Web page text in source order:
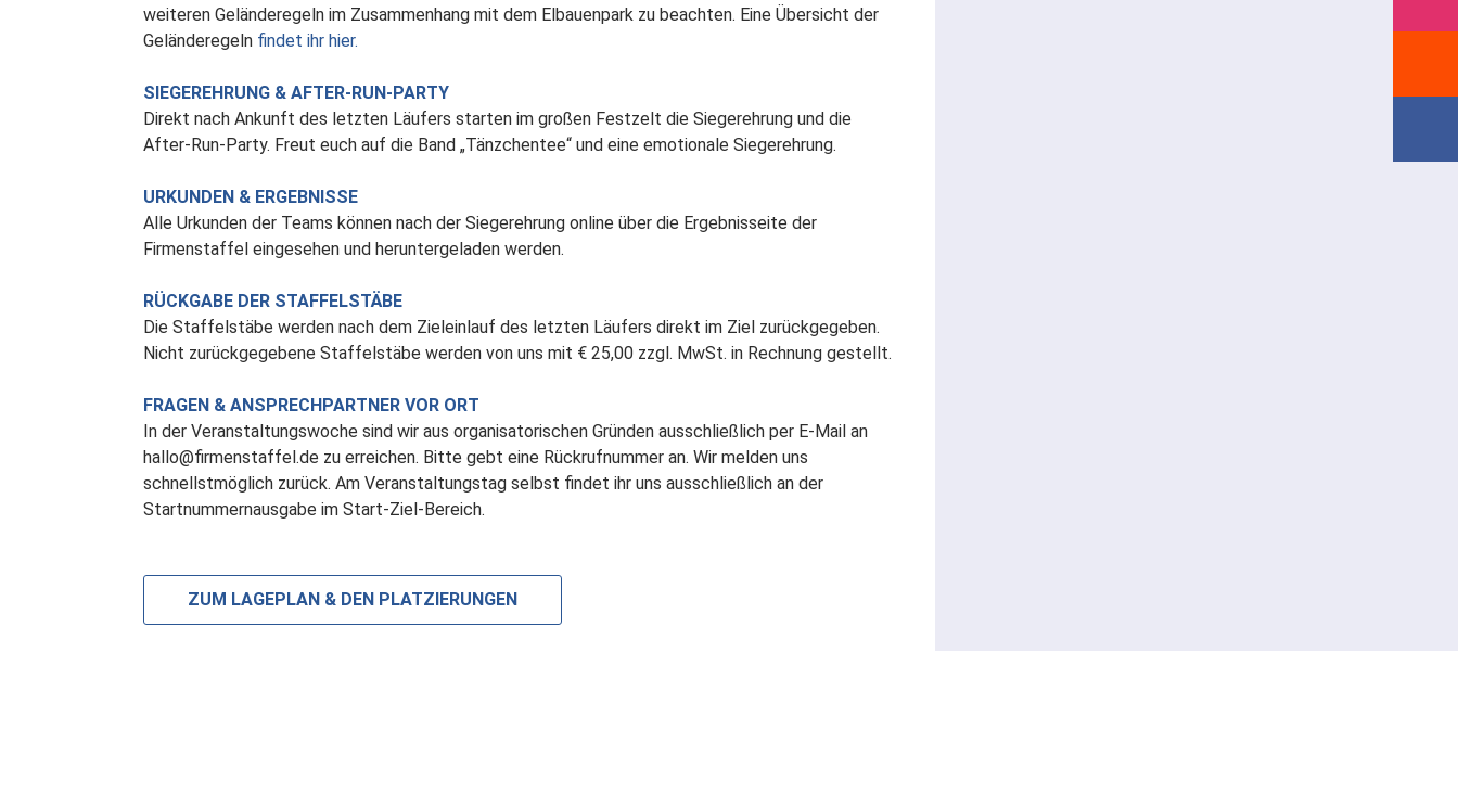
weiteren Geländeregeln im Zusammenhang mit dem Elbauenpark zu beachten. Eine Übersicht der
Geländeregeln findet ihr hier.
SIEGEREHRUNG & AFTER-RUN-PARTY
Direkt nach Ankunft des letzten Läufers starten im großen Festzelt die Siegerehrung und die
After-Run-Party. Freut euch auf die Band „Tänzchentee“ und eine emotionale Siegerehrung.
URKUNDEN & ERGEBNISSE
Alle Urkunden der Teams können nach der Siegerehrung online über die Ergebnisseite der
Firmenstaffel eingesehen und heruntergeladen werden.
RÜCKGABE DER STAFFELSTÄBE
Die Staffelstäbe werden nach dem Zieleinlauf des letzten Läufers direkt im Ziel zurückgegeben.
Nicht zurückgegebene Staffelstäbe werden von uns mit € 25,00 zzgl. MwSt. in Rechnung gestellt.
FRAGEN & ANSPRECHPARTNER VOR ORT
In der Veranstaltungswoche sind wir aus organisatorischen Gründen ausschließlich per E-Mail an
hallo@firmenstaffel.de zu erreichen. Bitte gebt eine Rückrufnummer an. Wir melden uns
schnellstmöglich zurück. Am Veranstaltungstag selbst findet ihr uns ausschließlich an der
Startnummernausgabe im Start-Ziel-Bereich.
ZUM LAGEPLAN & DEN PLATZIERUNGEN